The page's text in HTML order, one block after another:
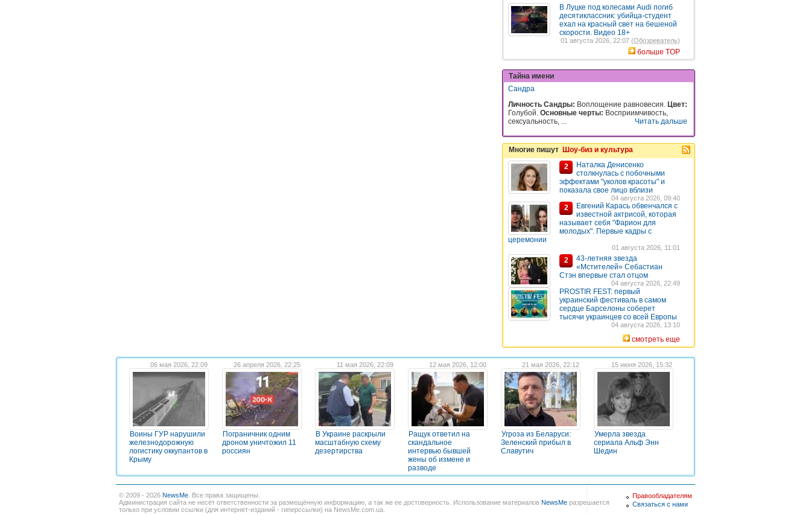
В Луцке под колесами Audi погиб
десятиклассник: убийца-студент
ехал на красный свет на бешеной
скорости. Видео 18+
01 августа 2026, 22:07 (Обозреватель)
больше TOP
Тайна имени
Сандра
Личность Сандры: Воплощение равновесия. Цвет:
Голубой. Основные черты: Восприимчивость,
сексуальность, ...
Читать дальше
Многие пишут Шоу-биз и культура
2
Наталка Денисенко
столкнулась с побочными
эффектами "уколов красоты" и
показала свое лицо вблизи
04 августа 2026, 09:40
2
Евгений Карась обвенчался с
известной актрисой, которая
называет себя "Фарион для
молодых". Первые кадры с
церемонии
01 августа 2026, 11:01
2
43-летняя звезда
«Мстителей» Себастиан
Стэн впервые стал отцом
04 августа 2026, 22:49
PROSTIR FEST: первый
украинский фестиваль в самом
сердце Барселоны соберет
тысячи украинцев со всей Европы
04 августа 2026, 13:10
смотреть еще
06 мая 2026, 22:09
Воины ГУР нарушили
железнодорожную
логистику оккупантов в
Крыму
26 апреля 2026, 22:25
Пограничник одним
дроном уничтожил 11
россиян
11 мая 2026, 22:09
В Украине раскрыли
масштабную схему
дезертирства
12 мая 2026, 12:00
Ращук ответил на
скандальное
интервью бывшей
жены об измене и
разводе
21 мая 2026, 22:12
Угроза из Беларуси:
Зеленский прибыл в
Славутич
15 июня 2026, 15:32
Умерла звезда
сериала Альф Энн
Шедин
© 2009 - 2026 NewsMe . Все права защищены.
Администрация сайта не несёт ответственности за размещённую информацию, а так же ее достоверность. Использование материалов NewsMe разрешается
только при условии ссылки (для интернет-изданий - гиперссылки) на NewsMe.com.ua.
Правообладателям
Связаться с нами